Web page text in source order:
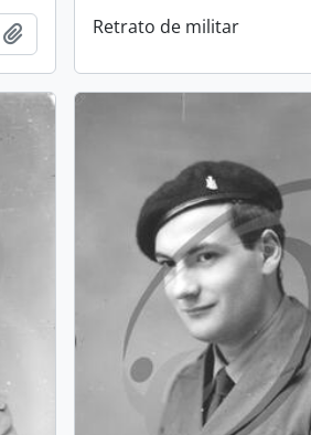
Add to clipboard
Retrato de militar